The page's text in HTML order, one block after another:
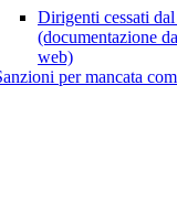
Dirigenti cessati
(documentazione
web)
per mancata